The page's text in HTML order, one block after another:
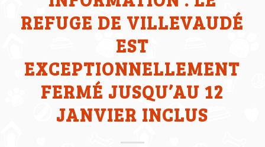
REFUGE DE VILLEVAUDÉ
EST
EXCEPTIONNELLEMENT
FERMÉ JUSQU’AU 12
JANVIER INCLUS